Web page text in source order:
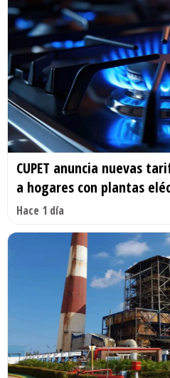
CUPET anuncia nuevas
a hogares con plantas
Hace 1 día